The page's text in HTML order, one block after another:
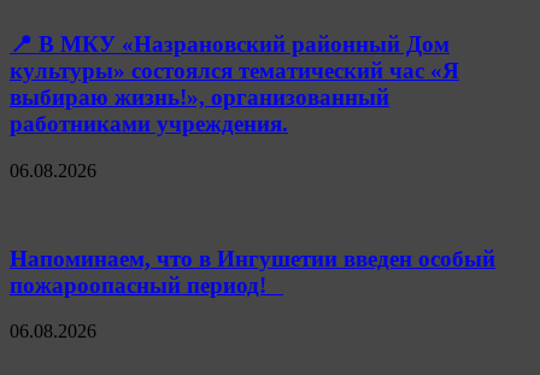
📍 В МКУ «Назрановский районный Дом
культуры» состоялся тематический час «Я
выбираю жизнь!», организованный
работниками учреждения.
06.08.2026
Напоминаем, что в Ингушетии введен особый
пожароопасный период!⁣⁣⠀
06.08.2026